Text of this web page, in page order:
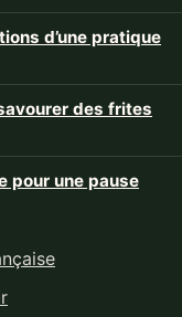
d’une pratique
des frites
pour une pause